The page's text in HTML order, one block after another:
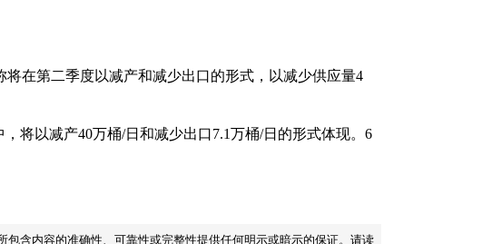
在第二季度以减产和减少出口的形式，以减少供应量4
将以减产40万桶/日和减少出口7.1万桶/日的形式体现。6
含内容的准确性、可靠性或完整性提供任何明示或暗示的保证。请读